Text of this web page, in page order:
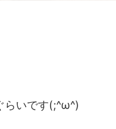
らいです(;^ω^)